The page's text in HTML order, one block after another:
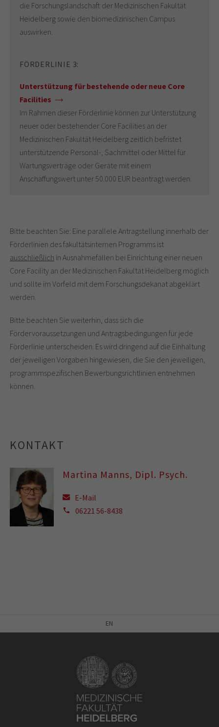
die Forschungslandschaft der Medizinischen Fakultät
Heidelberg sowie den biomedizinischen Campus
auswirken.
FÖRDERLINIE 3:
Unterstützung für bestehende oder neue Core
Facilities
Im Rahmen dieser Förderlinie können zur Unterstützung
neuer oder bestehender Core Facilities an der
Medizinischen Fakultät Heidelberg zeitlich befristet
unterstützende Personal-, Sachmittel oder Mittel für
Wartungsverträge oder Geräte mit einem
Anschaffungswert unter 50.000 EUR beantragt werden.
Bitte beachten Sie: Eine parallele Antragstellung innerhalb der
Förderlinien des fakultätsinternen Programms ist
ausschließlich in Ausnahmefällen bei Einrichtung einer neuen
Core Facility an der Medizinischen Fakultät Heidelberg möglich
und sollte im Vorfeld mit dem Forschungsdekanat abgeklärt
werden.
Bitte beachten Sie weiterhin, dass sich die
Fördervoraussetzungen und Antragsbedingungen für jede
Förderlinie unterscheiden. Es wird dringend auf die Einhaltung
der jeweiligen Vorgaben hingewiesen, die Sie den jeweiligen,
programmspezifischen Bewerbungsrichtlinien entnehmen
können.
KONTAKT
Martina Manns, Dipl. Psych.
E-Mail
06221 56-8438
EN